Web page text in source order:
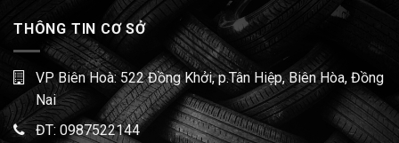
THÔNG TIN CƠ SỞ
VP Biên Hoà: 522 Đồng Khởi, p.Tân Hiệp, Biên Hòa, Đồng
Nai
ĐT: 0987522144